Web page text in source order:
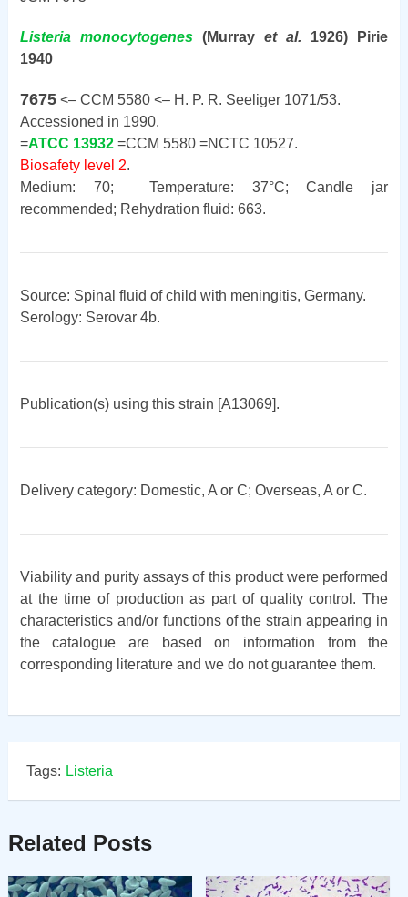
Listeria monocytogenes(Murrayet al. 1926) Pirie
1940
7675<– CCM 5580 <– H. P. R. Seeliger 1071/53.
Accessioned in 1990.
=ATCC 13932=CCM 5580 =NCTC 10527.
Biosafety level 2.
Medium: 70; Temperature: 37°C; Candle jar
recommended; Rehydration fluid: 663.
Source: Spinal fluid of child with meningitis, Germany.
Serology: Serovar 4b.
Publication(s) using this strain [A13069].
Delivery category: Domestic, A or C; Overseas, A or C.
Viability and purity assays of this product were performed
at the time of production as part of quality control. The
characteristics and/or functions of the strain appearing in
the catalogue are based on information from the
corresponding literature and we do not guarantee them.
Tags: Listeria
Related Posts